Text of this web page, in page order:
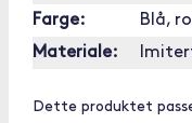
Farge:
Blå,
Materiale:
Dette produktet